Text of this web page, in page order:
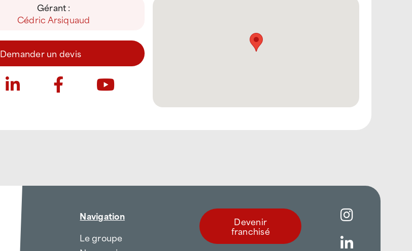
Gérant :
Cédric Arsiquaud
Demander un devis
Navigation
Le groupe
Devenir
franchisé